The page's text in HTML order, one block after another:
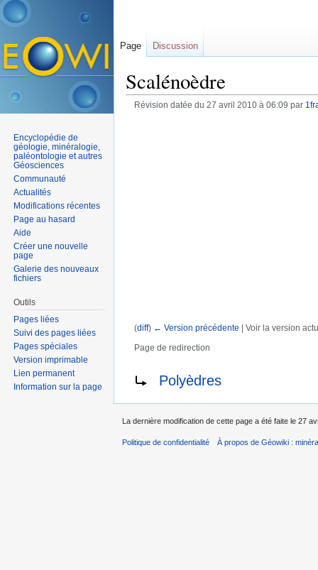
Scalénoèdre
Révision datée du 27 avril 2010 à 06:09 par
(diff) ← Version précédente | Voir la version
Page de redirection
Rediriger vers :Polyèdres
Page Discussion
Encyclopédie de
géologie, minéralogie,
paléontologie et autres
Géosciences
Communauté
Actualités
Modifications récentes
Page au hasard
Aide
Créer une nouvelle
page
Galerie des nouveaux
fichiers
Outils
Pages liées
Suivi des pages liées
Pages spéciales
Version imprimable
Lien permanent
Information sur la page
La dernière modification de cette page a été faite le 27
Politique de confidentialité À propos de Géowiki :